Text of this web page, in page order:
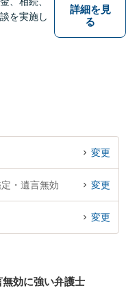
を実施し
詳細を見
る
変更
・遺言無効 変更
変更
効に強い弁護士